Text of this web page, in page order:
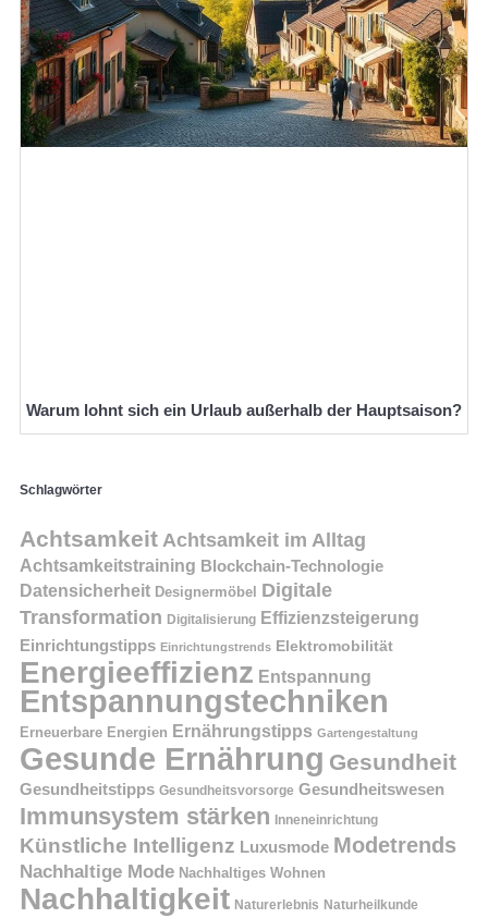
Warum lohnt sich ein Urlaub außerhalb der Hauptsaison?
Schlagwörter
Achtsamkeit Achtsamkeit im Alltag
Achtsamkeitstraining Blockchain-Technologie
Datensicherheit Designermöbel
Digitale
Transformation Digitalisierung Effizienzsteigerung
Einrichtungstipps Einrichtungstrends Elektromobilität
Energieeffizienz Entspannung
Entspannungstechniken
Erneuerbare Energien Ernährungstipps Gartengestaltung
Gesunde Ernährung Gesundheit
Gesundheitstipps Gesundheitsvorsorge Gesundheitswesen
Immunsystem stärken Inneneinrichtung
Künstliche Intelligenz Luxusmode Modetrends
Nachhaltige Mode Nachhaltiges Wohnen
Nachhaltigkeit Naturerlebnis Naturheilkunde